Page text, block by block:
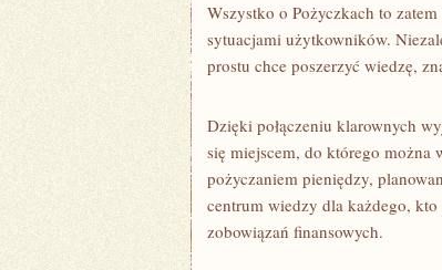
Wszystko o Pożyczkach to
sytuacjami użytkowników.
prostu chce poszerzyć wiedzę,
Dzięki połączeniu klarownych
się miejscem, do którego można
pożyczaniem pieniędzy,
centrum wiedzy dla każdego,
zobowiązań finansowych.